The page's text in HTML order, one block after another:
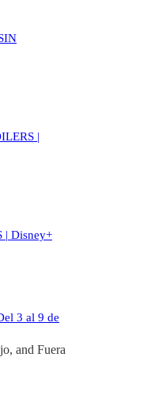
|
| Disney+
3 al 9 de
, and Fuera